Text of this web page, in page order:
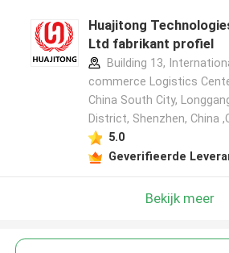
Huajitong
Ltd fabrikant profiel
Building 13,
commerce Logistics
China South City,
District, Shenzhen, China
5.0
Geverifieerde
Bekijk meer